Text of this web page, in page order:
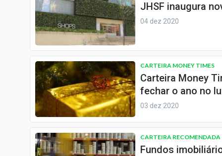
JHSF inaugura
04 dez 2020
CARTEIRA MONEY TIMES
Carteira Money
fechar o ano no
03 dez 2020
CARTEIRA RECOMENDADA
Fundos